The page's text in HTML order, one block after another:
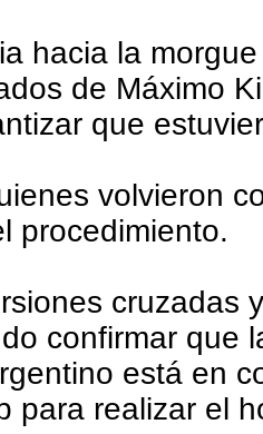
hacia la
de Máximo
que
volvieron
procedimiento.
cruzadas
confirmar que
está en
para realizar el